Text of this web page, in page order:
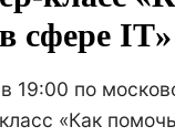
сфере IT»
19:00 по
«Как